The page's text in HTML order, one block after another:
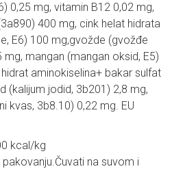
0,25 mg, vitamin B12 0,02 mg,
400 mg, cink helat hidrata
E6) 100 mg,gvožde (gvožđe
mangan (mangan oksid, E5)
aminokiselina+ bakar sulfat
(kalijum jodid, 3b201) 2,8 mg,
kvas, 3b8.10) 0,22 mg. EU
kcal/kg
na suvom i